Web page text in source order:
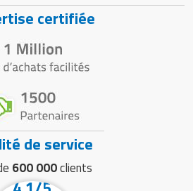
certifiée
de service
600 000clients